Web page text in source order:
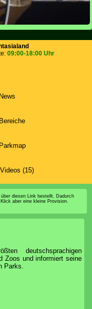
09:00-18:00 Uhr
News
Bereiche
Parkmap
Videos (15)
diesen Link bestellt. Dadurch
aber eine kleine Provision.
deutschsprachigen
Zoos und informiert seine
Parks.